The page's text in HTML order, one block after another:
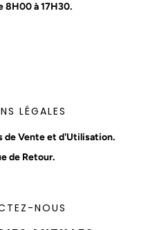
8H00 à 17H30.
LÉGALES
de Vente et d'Utilisation.
de Retour.
NOUS